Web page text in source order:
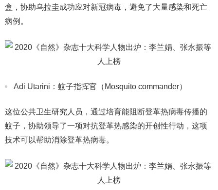
盒，协助乌拉圭成功应对新冠病毒，避免了大量感染和死亡
病例。
Adi Utarini：蚊子指挥官（Mosquito commander）
这位公共卫生研究人员，通过培育能阻断登革热病毒传播的
蚊子，协助领导了一项对抗登革热感染的开创性行动，这项
技术可以帮助消除登革热病毒。